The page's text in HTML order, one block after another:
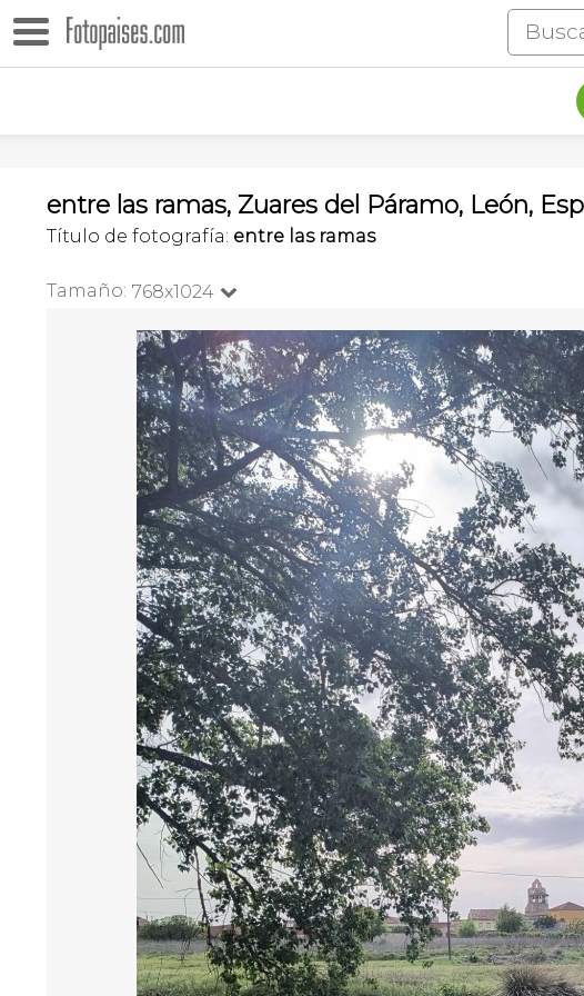
entre las ramas, Zuares del Páramo, León,
Título de fotografía: entre las ramas
Tamaño: 768x1024 